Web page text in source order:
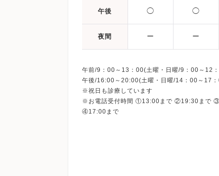
午後 ◯ ◯
夜間 ー ー
午前/9：00～13：00(土曜・日曜/9：00～12
午後/16:00～20:00(土曜・日曜/14：00～17
※祝日も診療しています
※お電話受付時間 ①13:00まで ②19:30まで